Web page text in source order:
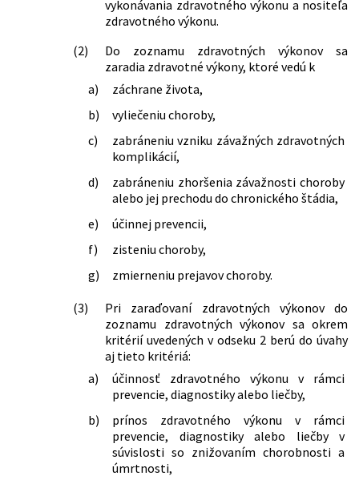
predpisov a ktorým sa menia a
dopĺňajú niektoré zákony
361/2024 Z. z.
Zákon, ktorým sa mení a dopĺňa zákon
č. 153/2013 Z. z. o národnom
zdravotníckom informačnom systéme
a o zmene a doplnení niektorých
zákonov v znení neskorších predpisov a
ktorým sa menia a dopĺňajú niektoré
zákony
362/2024 Z. z.
Zákon, ktorým sa mení a dopĺňa zákon
č. 580/2004 Z. z. o zdravotnom poistení
a o zmene a doplnení zákona č. 95/2002
Z. z. o poisťovníctve a o zmene a
doplnení niektorých zákonov v znení
menia a dopĺňajú niektoré zákony
363/2024 Z. z.
Zákon, ktorým sa menia a dopĺňajú
niektorými opatreniami na
zabezpečenie dostupnosti ústavnej
zdravotnej starostlivosti
23/2025 Z. z.
Zákon, ktorým sa menia a dopĺňajú
niektoré zákony v súvislosti so
zabezpečením ochrany pacienta a s
nastolením sociálneho zmieru v
zdravotníctve
Zákon, ktorým sa mení a dopĺňa zákon
č. 579/2004 Z. z. o záchrannej
zdravotnej službe a o zmene a
vykonávania zdravotného výkonu a nositeľa
zdravotného výkonu.
(2)
Do zoznamu zdravotných výkonov sa
zaradia zdravotné výkony, ktoré vedú k
a)
záchrane života,
b)
vyliečeniu choroby,
c)
zabráneniu vzniku závažných zdravotných
komplikácií,
d)
zabráneniu zhoršenia závažnosti choroby
alebo jej prechodu do chronického štádia,
e)
účinnej prevencii,
f)
zisteniu choroby,
g)
zmierneniu prejavov choroby.
(3)
Pri zaraďovaní zdravotných výkonov do
zoznamu zdravotných výkonov sa okrem
kritérií uvedených v odseku 2 berú do úvahy
aj tieto kritériá:
a)
účinnosť zdravotného výkonu v rámci
prevencie, diagnostiky alebo liečby,
b)
prínos zdravotného výkonu v rámci
prevencie, diagnostiky alebo liečby v
súvislosti so znižovaním chorobnosti a
úmrtnosti,